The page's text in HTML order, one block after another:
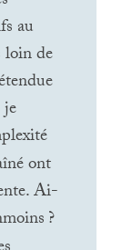
au
loin de
ont
Ai-
?